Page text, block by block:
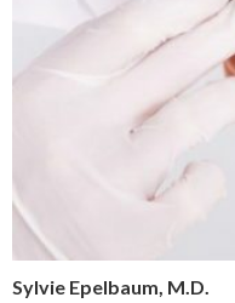
Sylvie Epelbaum, M.D.